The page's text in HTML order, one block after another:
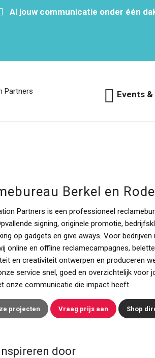
Al jouw communicatie onder één
Events
Berkel en
Partners is een professioneel
signing, originele promotie,
op gadgets en give aways. Voor
online en offline reclamecampagnes,
en creativiteit ontwerpen en produceren
service snel, goed en overzichtelijk voor
onze communicatie die impact heeft.
projecten Vraag prijs aan Shop
door